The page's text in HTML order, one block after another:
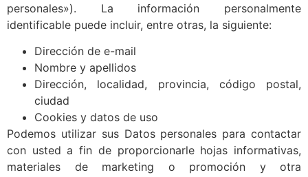
personales»). La información personalmente
identificable puede incluir, entre otras, la siguiente:
Dirección de e-mail
Nombre y apellidos
Dirección, localidad, provincia, código postal,
ciudad
Cookies y datos de uso
Podemos utilizar sus Datos personales para contactar
con usted a fin de proporcionarle hojas informativas,
materiales de marketing o promoción y otra